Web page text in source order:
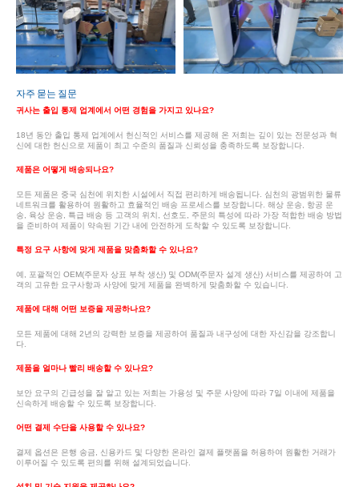
자주 묻는 질문
귀사는 출입 통제 업계에서 어떤 경험을 가지고 있나요?
18년 동안 출입 통제 업계에서 헌신적인 서비스를 제공해 온 저희는 깊이 있는 전문성과 혁
신에 대한 헌신으로 제품이 최고 수준의 품질과 신뢰성을 충족하도록 보장합니다.
제품은 어떻게 배송되나요?
모든 제품은 중국 심천에 위치한 시설에서 직접 편리하게 배송됩니다. 심천의 광범위한 물류
네트워크를 활용하여 원활하고 효율적인 배송 프로세스를 보장합니다. 해상 운송, 항공 운
송, 육상 운송, 특급 배송 등 고객의 위치, 선호도, 주문의 특성에 따라 가장 적합한 배송 방법
을 준비하여 제품이 약속된 기간 내에 안전하게 도착할 수 있도록 보장합니다.
특정 요구 사항에 맞게 제품을 맞춤화할 수 있나요?
예, 포괄적인 OEM(주문자 상표 부착 생산) 및 ODM(주문자 설계 생산) 서비스를 제공하여 고
객의 고유한 요구사항과 사양에 맞게 제품을 완벽하게 맞춤화할 수 있습니다.
제품에 대해 어떤 보증을 제공하나요?
모든 제품에 대해 2년의 강력한 보증을 제공하여 품질과 내구성에 대한 자신감을 강조합니
다.
제품을 얼마나 빨리 배송할 수 있나요?
보안 요구의 긴급성을 잘 알고 있는 저희는 가용성 및 주문 사양에 따라 7일 이내에 제품을
신속하게 배송할 수 있도록 보장합니다.
어떤 결제 수단을 사용할 수 있나요?
결제 옵션은 은행 송금, 신용카드 및 다양한 온라인 결제 플랫폼을 허용하여 원활한 거래가
이루어질 수 있도록 편의를 위해 설계되었습니다.